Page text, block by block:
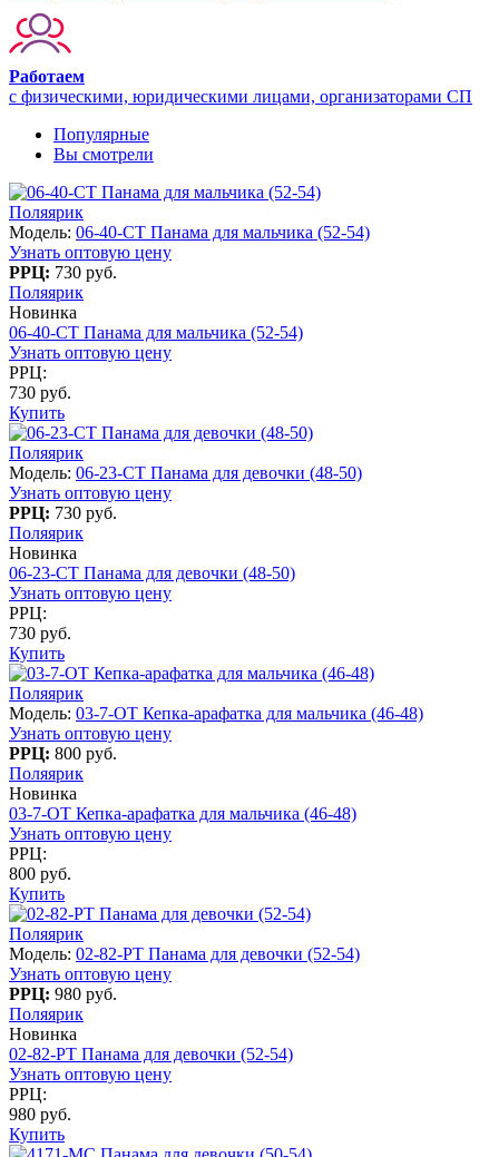
Работаем
с физическими, юридическими лицами, организаторами СП
Популярные
Вы смотрели
Поляярик
Модель: 06-40-CT Панама для мальчика (52-54)
Узнать оптовую цену
РРЦ: 730 руб.
Поляярик
Новинка
06-40-CT Панама для мальчика (52-54)
Узнать оптовую цену
РРЦ:
730 руб.
Купить
Поляярик
Модель: 06-23-CT Панама для девочки (48-50)
Узнать оптовую цену
РРЦ: 730 руб.
Поляярик
Новинка
06-23-CT Панама для девочки (48-50)
Узнать оптовую цену
РРЦ:
730 руб.
Купить
Поляярик
Модель: 03-7-OT Кепка-арафатка для мальчика (46-48)
Узнать оптовую цену
РРЦ: 800 руб.
Поляярик
Новинка
03-7-OT Кепка-арафатка для мальчика (46-48)
Узнать оптовую цену
РРЦ:
800 руб.
Купить
Поляярик
Модель: 02-82-PT Панама для девочки (52-54)
Узнать оптовую цену
РРЦ: 980 руб.
Поляярик
Новинка
02-82-PT Панама для девочки (52-54)
Узнать оптовую цену
РРЦ:
980 руб.
Купить